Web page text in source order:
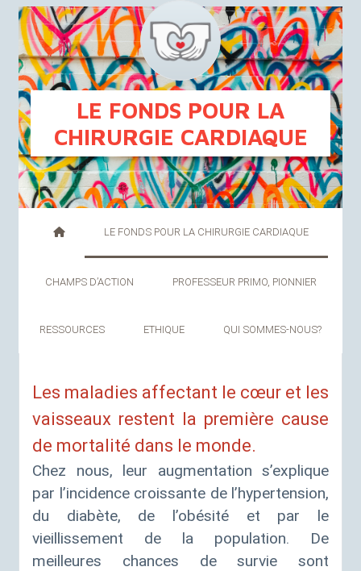
FR NL
LE FONDS POUR LA
CHIRURGIE CARDIAQUE
LE FONDS POUR LA CHIRURGIE CARDIAQUE
CHAMPS D’ACTION PROFESSEUR PRIMO, PIONNIER
RESSOURCES ETHIQUE QUI SOMMES-NOUS?
Les maladies affectant le cœur et les
vaisseaux restent la première cause
de mortalité dans le monde.
Chez nous, leur augmentation s’explique
par l’incidence croissante de l’hypertension,
du diabète, de l’obésité et par le
vieillissement de la population. De
meilleures chances de survie sont